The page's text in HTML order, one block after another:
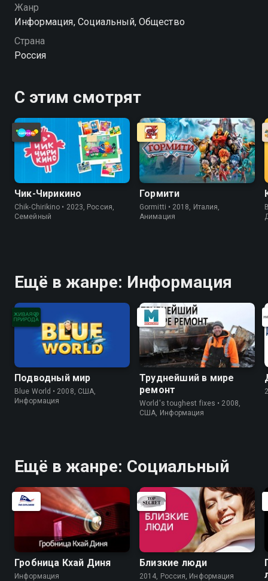
более успешному вовлечению их в общественную
жизнь
Жанр
Информация, Социальный, Общество
Страна
Россия
С этим смотрят
Чик-Чирикино
Chik-Chirikino • 2023, Россия,
Cемейный
Гормити
Gormitti • 2018, Италия,
Анимация
Ещё в жанре: Информация
Подводный мир
Blue World • 2008, США,
Информация
Труднейший в мире
ремонт
World's toughest fixes • 2008,
США, Информация
Ещё в жанре: Социальный
Гробница Кхай Диня
Информация
Близкие люди
2014, Россия, Информация